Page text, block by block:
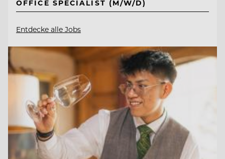
OFFICE SPECIALIST (M/W/D)
Entdecke alle Jobs